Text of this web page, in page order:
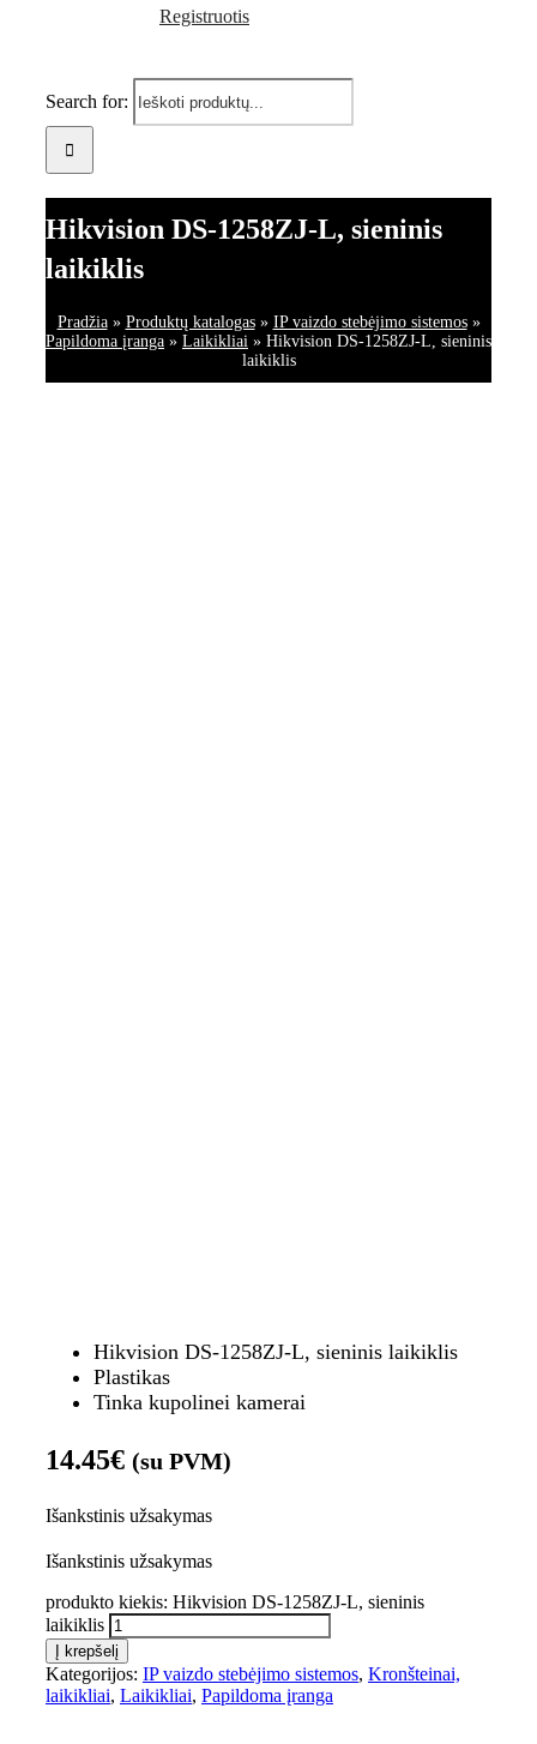
Registruotis
Search for:
Hikvision DS-1258ZJ-L, sieninis
laikiklis
Pradžia» Produktų katalogas» IP vaizdo stebėjimo sistemos»
Papildoma įranga » Laikikliai » Hikvision DS-1258ZJ-L, sieninis
laikiklis
Hikvision DS-1258ZJ-L, sieninis laikiklis
Plastikas
Tinka kupolinei kamerai
14.45€ (su PVM)
Išankstinis užsakymas
Išankstinis užsakymas
produkto kiekis: Hikvision DS-1258ZJ-L, sieninis
laikiklis
Į krepšelį
Kategorijos: IP vaizdo stebėjimo sistemos, Kronšteinai,
laikikliai, Laikikliai, Papildoma įranga